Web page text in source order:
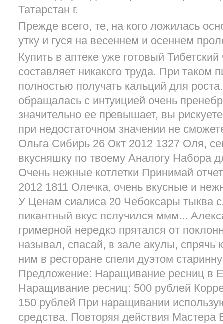
Татарстан г.
Прежде всего, те, на кого ложилась
утку и гуся на весеннем и осеннем
Купить в аптеке уже готовый
составляет никакого труда. При таком
полностью получать кальций для
обращалась с интуицией очень
значительно ее превышает, вы
при недостаточном значении не
Ольга Сибирь 26 Окт 2012 1327 Оля,
вкусняшку по твоему Аналогу Набора
Очень нежные котлетки Принимай
2012 1811 Олечка, очень вкусные и
У Ценам сиалиса 20 Чебоксары тыква
пикантный вкус получился ммм...
гримерной нередко прятался от
называл, спасай, в зале акулы,
ним в ресторане спели дуэтом
Предложение: Наращивание ресниц в
Наращивание ресниц: 500 рублей
150 рублей При наращивании
средства. Повторяя действия Мастера